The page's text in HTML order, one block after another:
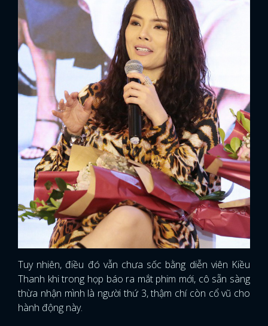
Tuy nhiên, điều đó vẫn chưa sốc bằng diễn viên Kiều
Thanh khi trong họp báo ra mắt phim mới, cô sẵn sàng
thừa nhận mình là người thứ 3, thậm chí còn cổ vũ cho
hành động này.